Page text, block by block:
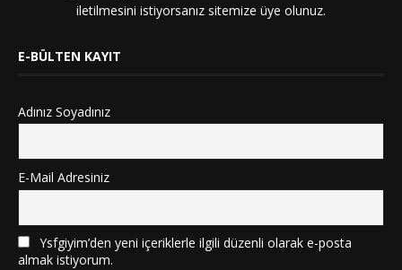
iletilmesini istiyorsanız sitemize üye olunuz.
E-BÜLTEN KAYIT
Adınız Soyadınız
E-Mail Adresiniz
Ysfgiyim’den yeni içeriklerle ilgili düzenli olarak e-posta
almak istiyorum.